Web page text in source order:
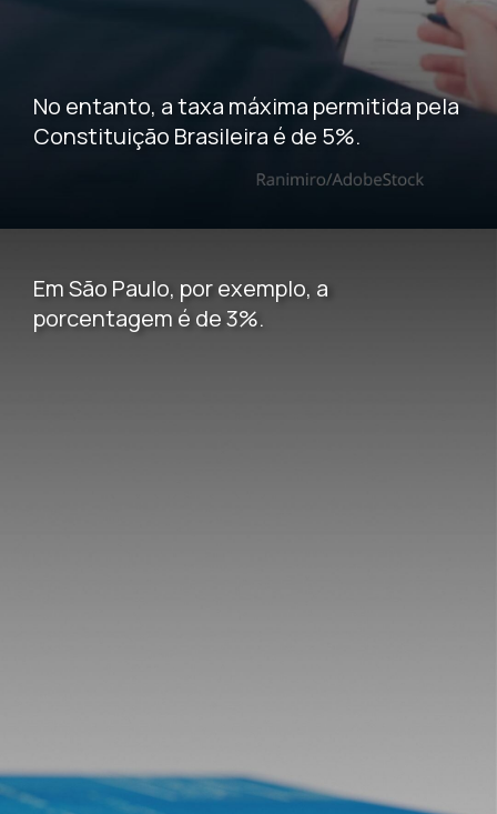
No entanto, a taxa máxima permitida pela
Constituição Brasileira é de 5%.
Em São Paulo, por exemplo, a
porcentagem é de 3%.